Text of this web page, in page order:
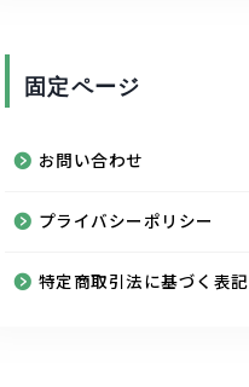
固定ページ
お問い合わせ
プライバシーポリシー
特定商取引法に基づく表記